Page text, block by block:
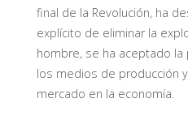
final de la Revolución, ha
explícito de eliminar la
hombre, se ha aceptado
los medios de producción
mercado en la economía.